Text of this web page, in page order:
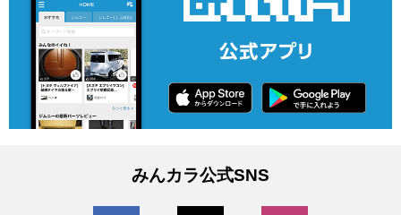
みんカラ公式SNS